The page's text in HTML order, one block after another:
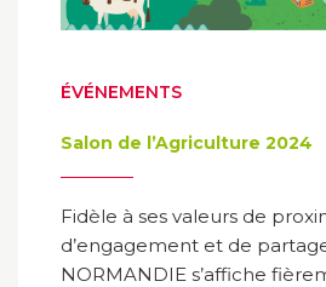
ÉVÉNEMENTS
Salon de l’Agriculture 2024
Fidèle à ses valeurs de
d’engagement et de
NORMANDIE s’affiche